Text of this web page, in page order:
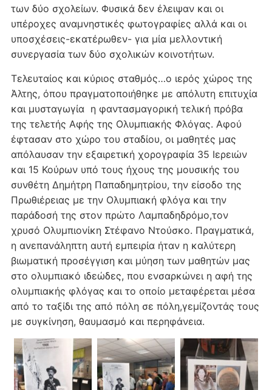
των δύο σχολείων. Φυσικά δεν έλειψαν και οι
υπέροχες αναμνηστικές φωτογραφίες αλλά και οι
υποσχέσεις-εκατέρωθεν- για μία μελλοντική
συνεργασία των δύο σχολικών κοινοτήτων.
Τελευταίος και κύριος σταθμός…ο ιερός χώρος της
Άλτης, όπου πραγματοποιήθηκε με απόλυτη επιτυχία
και μυσταγωγία η φαντασμαγορική τελική πρόβα
της τελετής Αφής της Ολυμπιακής Φλόγας. Αφού
έφτασαν στο χώρο του σταδίου, οι μαθητές μας
απόλαυσαν την εξαιρετική χορογραφία 35 Ιερειών
και 15 Κούρων υπό τους ήχους της μουσικής του
συνθέτη Δημήτρη Παπαδημητρίου, την είσοδο της
Πρωθιέρειας με την Ολυμπιακή φλόγα και την
παράδοσή της στον πρώτο Λαμπαδηδρόμο,τον
χρυσό Ολυμπιονίκη Στέφανο Ντούσκο. Πραγματικά,
η ανεπανάληπτη αυτή εμπειρία ήταν η καλύτερη
βιωματική προσέγγιση και μύηση των μαθητών μας
στο ολυμπιακό ιδεώδες, που ενσαρκώνει η αφή της
ολυμπιακής φλόγας και το οποίο μεταφέρεται μέσα
από το ταξίδι της από πόλη σε πόλη,γεμίζοντάς τους
με συγκίνηση, θαυμασμό και περηφάνεια.